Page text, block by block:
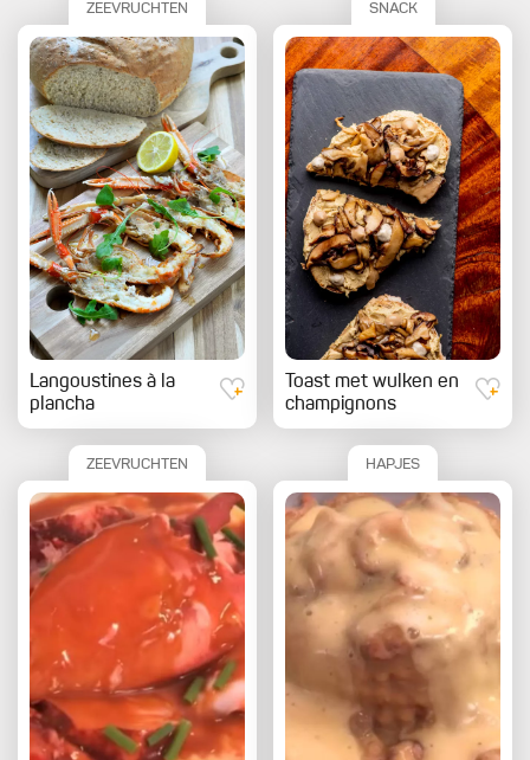
ZEEVRUCHTEN
Langoustines à la
plancha
SNACK
Toast met wulken en
champignons
ZEEVRUCHTEN HAPJES